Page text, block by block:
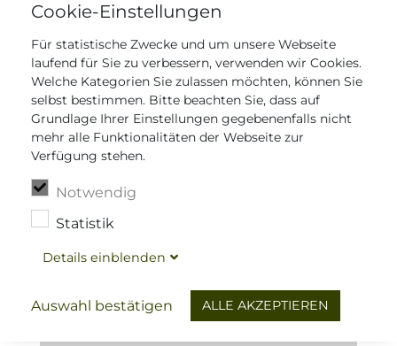
Cookie-Einstellungen
Für statistische Zwecke und um unsere Webseite
laufend für Sie zu verbessern, verwenden wir Cookies.
Welche Kategorien Sie zulassen möchten, können Sie
selbst bestimmen. Bitte beachten Sie, dass auf
Grundlage Ihrer Einstellungen gegebenenfalls nicht
mehr alle Funktionalitäten der Webseite zur
Verfügung stehen.
Notwendig
Statistik
Details einblenden
Auswahl bestätigen ALLE AKZEPTIEREN